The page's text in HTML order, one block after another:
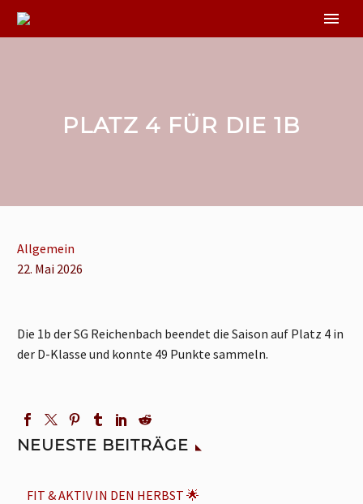
PLATZ 4 FÜR DIE 1B
Allgemein
22. Mai 2026
Die 1b der SG Reichenbach beendet die Saison auf Platz 4 in
der D-Klasse und konnte 49 Punkte sammeln.
NEUESTE BEITRÄGE
FIT & AKTIV IN DEN HERBST 🌟